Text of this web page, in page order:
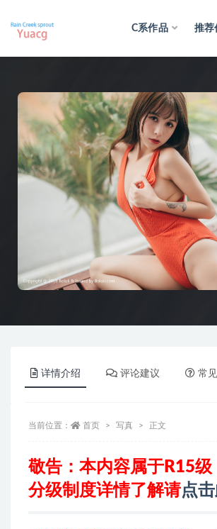
C系作品 推荐
详情介绍 评论建议 常
当前位置： 首页 写真 正文
敬告：本内容属于R15级
分级制度详情了解请点